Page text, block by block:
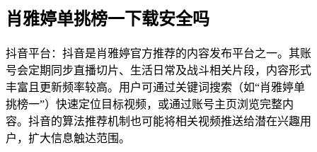
肖雅婷单挑榜一下载安全吗
抖音平台：抖音是肖雅婷官方推荐的内容发布平台之一。其账
号会定期同步直播切片、生活日常及战斗相关片段，内容形式
丰富且更新频率较高。用户可通过关键词搜索（如“肖雅婷单
挑榜一”）快速定位目标视频，或通过账号主页浏览完整内
容。抖音的算法推荐机制也可能将相关视频推送给潜在兴趣用
户，扩大信息触达范围。